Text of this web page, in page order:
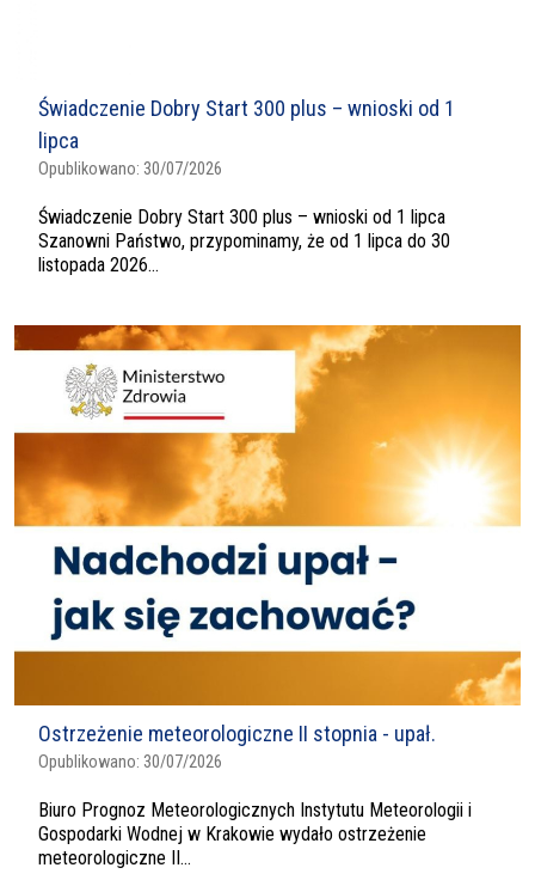
Świadczenie Dobry Start 300 plus – wnioski od 1
lipca
Opublikowano: 30/07/2026
Świadczenie Dobry Start 300 plus – wnioski od 1 lipca
Szanowni Państwo, przypominamy, że od 1 lipca do 30
listopada 2026...
Ostrzeżenie meteorologiczne II stopnia - upał.
Opublikowano: 30/07/2026
Biuro Prognoz Meteorologicznych Instytutu Meteorologii i
Gospodarki Wodnej w Krakowie wydało ostrzeżenie
meteorologiczne II...